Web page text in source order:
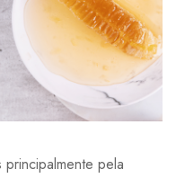
pela